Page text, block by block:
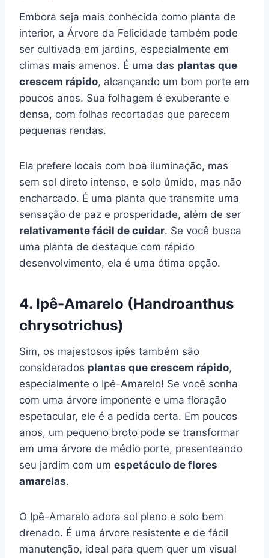
Embora seja mais conhecida como planta de
interior, a Árvore da Felicidade também pode
ser cultivada em jardins, especialmente em
climas mais amenos. É uma das plantas que
crescem rápido, alcançando um bom porte em
poucos anos. Sua folhagem é exuberante e
densa, com folhas recortadas que parecem
pequenas rendas.
Ela prefere locais com boa iluminação, mas
sem sol direto intenso, e solo úmido, mas não
encharcado. É uma planta que transmite uma
sensação de paz e prosperidade, além de ser
relativamente fácil de cuidar. Se você busca
uma planta de destaque com rápido
desenvolvimento, ela é uma ótima opção.
4. Ipê-Amarelo (Handroanthus
chrysotrichus)
Sim, os majestosos ipês também são
considerados plantas que crescem rápido,
especialmente o Ipê-Amarelo! Se você sonha
com uma árvore imponente e uma floração
espetacular, ele é a pedida certa. Em poucos
anos, um pequeno broto pode se transformar
em uma árvore de médio porte, presenteando
seu jardim com um espetáculo de flores
amarelas.
O Ipê-Amarelo adora sol pleno e solo bem
drenado. É uma árvore resistente e de fácil
manutenção, ideal para quem quer um visual